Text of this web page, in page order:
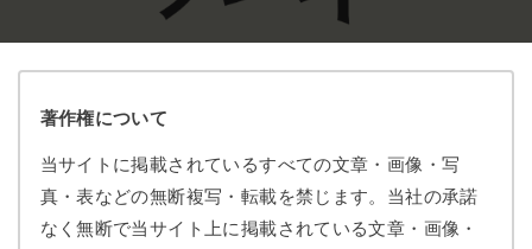
著作権について
当サイトに掲載されているすべての文章・画像・写
真・表などの無断複写・転載を禁じます。当社の承諾
なく無断で当サイト上に掲載されている文章・画像・